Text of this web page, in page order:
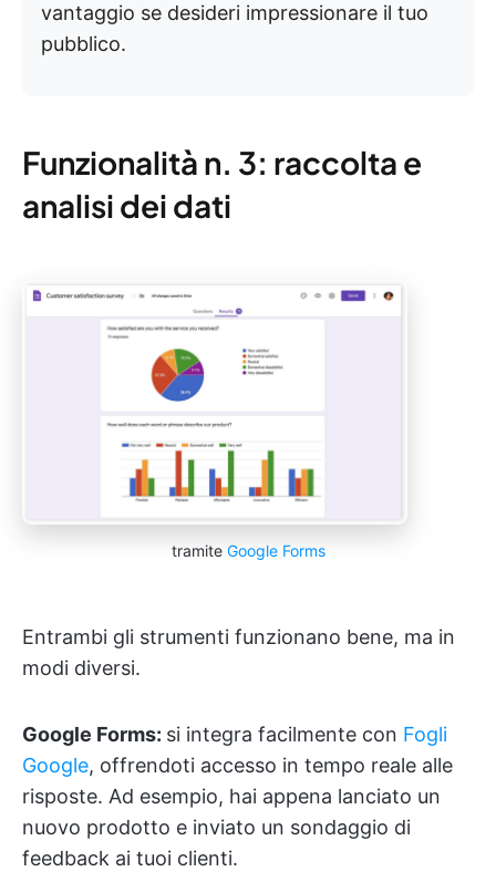
vantaggio se desideri impressionare il tuo
pubblico.
Funzionalità n. 3: raccolta e
analisi dei dati
tramite Google Forms
Entrambi gli strumenti funzionano bene, ma in
modi diversi.
Google Forms: si integra facilmente con Fogli
Google, offrendoti accesso in tempo reale alle
risposte. Ad esempio, hai appena lanciato un
nuovo prodotto e inviato un sondaggio di
feedback ai tuoi clienti.